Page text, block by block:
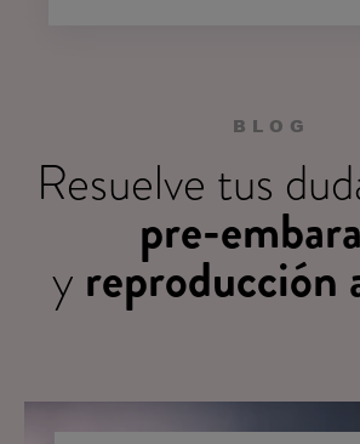
BLOG
Resuelve tus
pre-
y reproducción